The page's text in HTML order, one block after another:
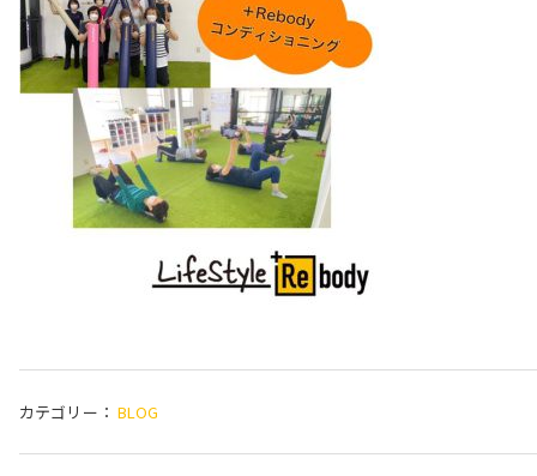
カテゴリー： BLOG